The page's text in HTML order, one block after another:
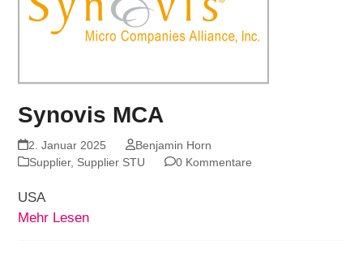
Synovis MCA
2. Januar 2025
Benjamin Horn
Supplier, Supplier STU 0 Kommentare
USA
Mehr Lesen